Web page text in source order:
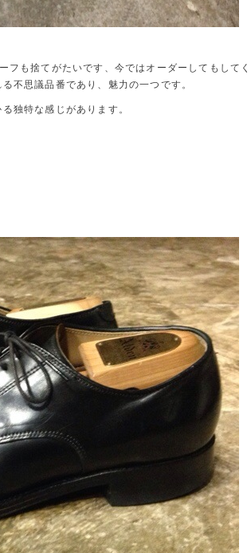
フも捨てがたいです、今ではオーダーしてもして
不思議品番であり、魅力の一つです。
独特な感じがあります。